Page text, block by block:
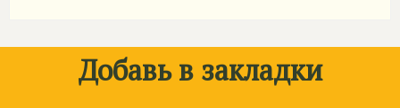
Добавь в закладки